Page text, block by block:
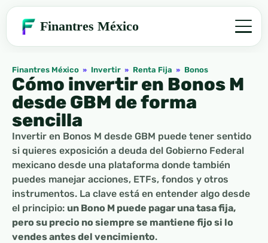
Finantres México
Finantres México » Invertir » Renta Fija » Bonos
Cómo invertir en Bonos M
desde GBM de forma
sencilla
Invertir en Bonos M desde GBM puede tener sentido
si quieres exposición a deuda del Gobierno Federal
mexicano desde una plataforma donde también
puedes manejar acciones, ETFs, fondos y otros
instrumentos. La clave está en entender algo desde
el principio: un Bono M puede pagar una tasa fija,
pero su precio no siempre se mantiene fijo si lo
vendes antes del vencimiento.